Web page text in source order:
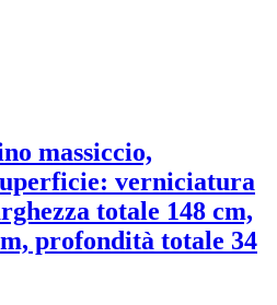
massiccio,
verniciatura
totale 148 cm,
profondità totale 34